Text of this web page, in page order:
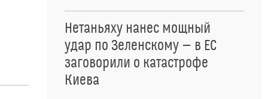
Нетаньяху нанес мощный
удар по Зеленскому — в ЕС
заговорили о катастрофе
Киева